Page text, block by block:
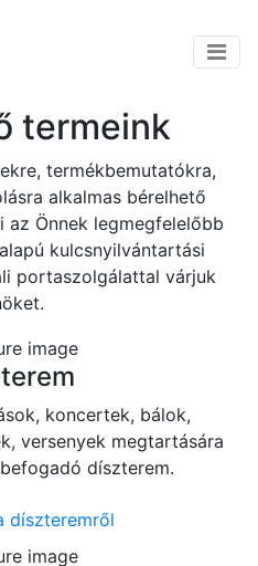
termeink
termékbemutatókra,
alkalmas bérelhető
az Önnek legmegfelelőbb
kulcsnyilvántartási
portaszolgálattal várjuk
koncertek, bálok,
versenyek megtartására
díszterem.
díszteremről